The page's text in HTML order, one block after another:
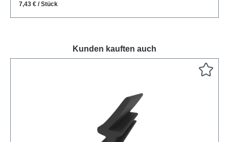
7,43 € / Stück
Kunden kauften auch